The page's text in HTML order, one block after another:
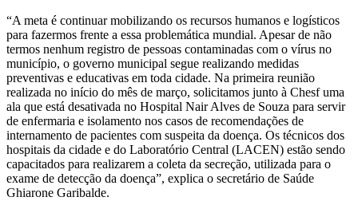
“A meta é continuar mobilizando os recursos humanos e logísticos
para fazermos frente a essa problemática mundial. Apesar de não
termos nenhum registro de pessoas contaminadas com o vírus no
município, o governo municipal segue realizando medidas
preventivas e educativas em toda cidade. Na primeira reunião
realizada no início do mês de março, solicitamos junto à Chesf uma
ala que está desativada no Hospital Nair Alves de Souza para servir
de enfermaria e isolamento nos casos de recomendações de
internamento de pacientes com suspeita da doença. Os técnicos dos
hospitais da cidade e do Laboratório Central (LACEN) estão sendo
capacitados para realizarem a coleta da secreção, utilizada para o
exame de detecção da doença”, explica o secretário de Saúde
Ghiarone Garibalde.